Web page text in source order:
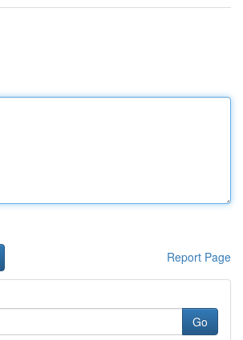
Report Page
Go